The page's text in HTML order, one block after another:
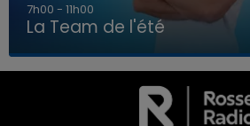
LA TEAM DE L'ÉTÉ
7h00 - 11h00
La Team de l'été